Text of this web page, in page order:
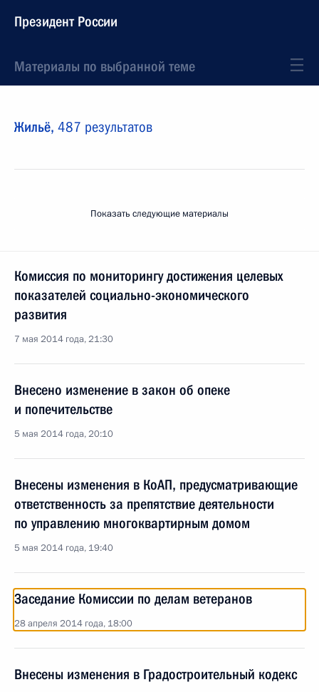
Президент России
Материалы по выбранной теме
Жильё, 487 результатов
Показать следующие материалы
Комиссия по мониторингу достижения целевых
показателей социально-экономического
развития
7 мая 2014 года, 21:30
Внесено изменение в закон об опеке
и попечительстве
5 мая 2014 года, 20:10
Внесены изменения в КоАП, предусматривающие
ответственность за препятствие деятельности
по управлению многоквартирным домом
5 мая 2014 года, 19:40
Заседание Комиссии по делам ветеранов
28 апреля 2014 года, 18:00
Внесены изменения в Градостроительный кодекс